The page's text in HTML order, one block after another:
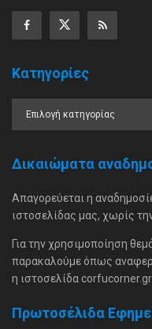
Κατηγορίες
Δικαιώματα
Απαγορεύεται η
ιστοσελίδας μας, χωρίς
Για την χρησιμοποίηση
παρακαλούμε όπως
η ιστοσελίδα corfucorner.gr.
Πρωτοσέλιδα